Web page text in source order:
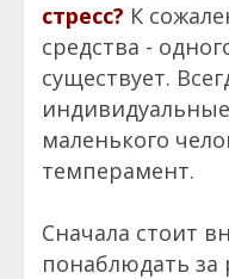
стресс? К
средства -
существует.
маленького
темперамент.
Сначала стоит
понаблюдать за